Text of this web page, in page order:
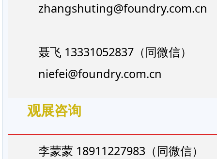
zhangshuting@foundry.com.cn
聂飞 13331052837（同微信）
niefei@foundry.com.cn
观展咨询
李蒙蒙 18911227983（同微信）